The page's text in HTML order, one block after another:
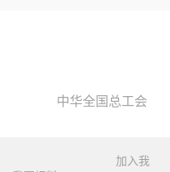
中华全国总工会
加入我